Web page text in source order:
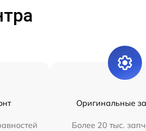
Оригинальные
Более 20 тыс.